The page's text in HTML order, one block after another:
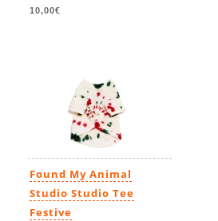
10,00€
Found My Animal
Studio Studio Tee
Festive